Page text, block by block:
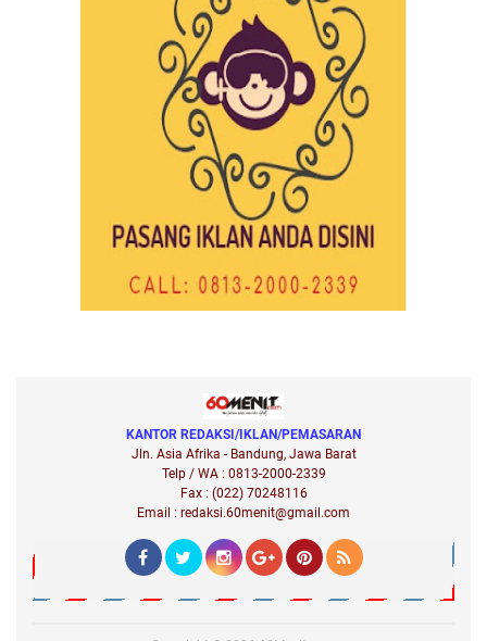
KANTOR REDAKSI/IKLAN/PEMASARAN
Jln. Asia Afrika - Bandung, Jawa Barat
Telp / WA : 0813-2000-2339
Fax : (022) 70248116
Email : redaksi.60menit@gmail.com